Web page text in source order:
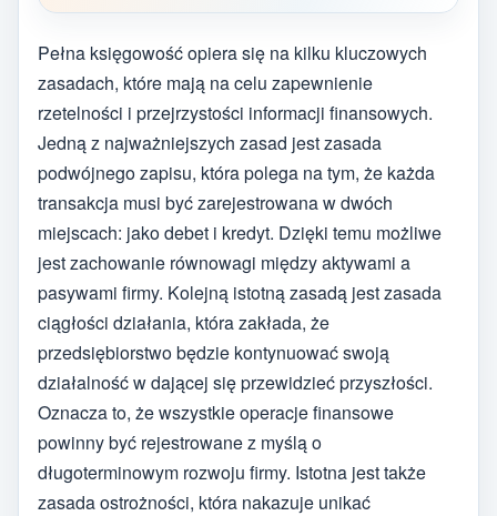
Pełna księgowość opiera się na kilku kluczowych
zasadach, które mają na celu zapewnienie
rzetelności i przejrzystości informacji finansowych.
Jedną z najważniejszych zasad jest zasada
podwójnego zapisu, która polega na tym, że każda
transakcja musi być zarejestrowana w dwóch
miejscach: jako debet i kredyt. Dzięki temu możliwe
jest zachowanie równowagi między aktywami a
pasywami firmy. Kolejną istotną zasadą jest zasada
ciągłości działania, która zakłada, że
przedsiębiorstwo będzie kontynuować swoją
działalność w dającej się przewidzieć przyszłości.
Oznacza to, że wszystkie operacje finansowe
powinny być rejestrowane z myślą o
długoterminowym rozwoju firmy. Istotna jest także
zasada ostrożności, która nakazuje unikać